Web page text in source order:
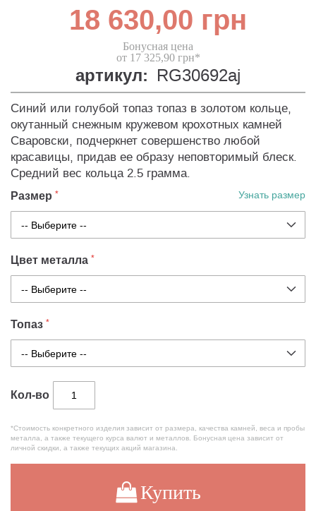
18 630,00 грн
Бонусная цена
от 17 325,90 грн*
артикул: RG30692aj
Синий или голубой топаз топаз в золотом кольце,
окутанный снежным кружевом крохотных камней
Сваровски, подчеркнет совершенство любой
красавицы, придав ее образу неповторимый блеск.
Средний вес кольца 2.5 грамма.
Размер Узнать размер
Цвет металла
Топаз
Кол-во
*Стоимость конкретного изделия зависит от размера, качества камней, веса и пробы
металла, а также текущего курса валют и металлов. Бонусная цена зависит от
личной скидки, а также текущих акций магазина.
Купить